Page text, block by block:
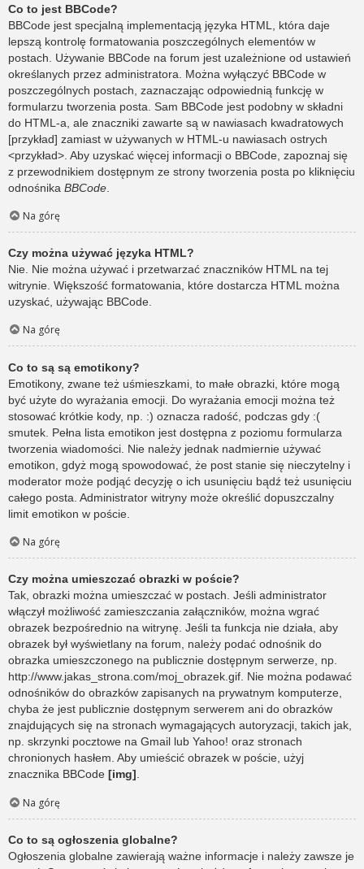
Co to jest BBCode?
BBCode jest specjalną implementacją języka HTML, która daje
lepszą kontrolę formatowania poszczególnych elementów w
postach. Używanie BBCode na forum jest uzależnione od ustawień
określanych przez administratora. Można wyłączyć BBCode w
poszczególnych postach, zaznaczając odpowiednią funkcję w
formularzu tworzenia posta. Sam BBCode jest podobny w składni
do HTML-a, ale znaczniki zawarte są w nawiasach kwadratowych
[przykład] zamiast w używanych w HTML-u nawiasach ostrych
<przykład>. Aby uzyskać więcej informacji o BBCode, zapoznaj się
z przewodnikiem dostępnym ze strony tworzenia posta po kliknięciu
odnośnika BBCode
Na górę
Czy można używać języka HTML?
Nie. Nie można używać i przetwarzać znaczników HTML na tej
witrynie. Większość formatowania, które dostarcza HTML można
uzyskać, używając BBCode.
Na górę
Co to są są emotikony?
Emotikony, zwane też uśmieszkami, to małe obrazki, które mogą
być użyte do wyrażania emocji. Do wyrażania emocji można też
stosować krótkie kody, np. :) oznacza radość, podczas gdy :(
smutek. Pełna lista emotikon jest dostępna z poziomu formularza
tworzenia wiadomości. Nie należy jednak nadmiernie używać
emotikon, gdyż mogą spowodować, że post stanie się nieczytelny i
moderator może podjąć decyzję o ich usunięciu bądź też usunięciu
całego posta. Administrator witryny może określić dopuszczalny
limit emotikon w poście.
Na górę
Czy można umieszczać obrazki w poście?
Tak, obrazki można umieszczać w postach. Jeśli administrator
włączył możliwość zamieszczania załączników, można wgrać
obrazek bezpośrednio na witrynę. Jeśli ta funkcja nie działa, aby
obrazek był wyświetlany na forum, należy podać odnośnik do
obrazka umieszczonego na publicznie dostępnym serwerze, np.
http://www.jakas_strona.com/moj_obrazek.gif. Nie można podawać
odnośników do obrazków zapisanych na prywatnym komputerze,
chyba że jest publicznie dostępnym serwerem ani do obrazków
znajdujących się na stronach wymagających autoryzacji, takich jak,
np. skrzynki pocztowe na Gmail lub Yahoo! oraz stronach
chronionych hasłem. Aby umieścić obrazek w poście, użyj
znacznika BBCode [img].
Na górę
Co to są ogłoszenia globalne?
Ogłoszenia globalne zawierają ważne informacje i należy zawsze je